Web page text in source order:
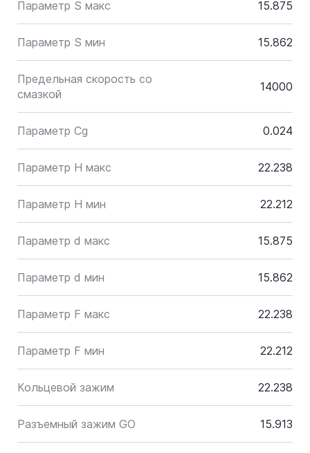
Параметр S макс 15.875
Параметр S мин 15.862
Предельная скорость со
смазкой
14000
Параметр Cg 0.024
Параметр H макс 22.238
Параметр H мин 22.212
Параметр d макс 15.875
Параметр d мин 15.862
Параметр F макс 22.238
Параметр F мин 22.212
Кольцевой зажим 22.238
Разъемный зажим GO 15.913